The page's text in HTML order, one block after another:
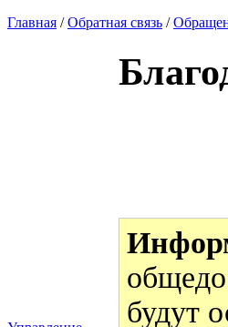
Главная /Обратная связь /
будут